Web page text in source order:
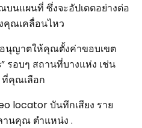
นแผนที่ ซึ่งจะอัปเดตอย่างต่อ
คุณเคลื่อนไหว
นุญาตให้คุณตั้งค่าขอบเขต
รอบๆ สถานที่บางแห่ง เช่น
ที่คุณเลือก
locator บันทึกเสียง ราย
านคุณ ตำแหน่ง .